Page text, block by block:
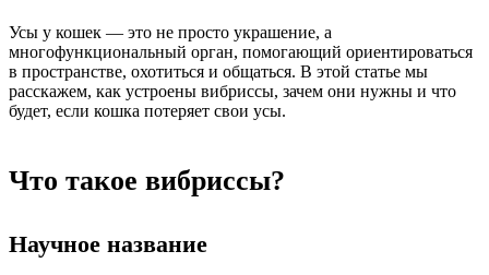
Усы у кошек — это не просто украшение, а
многофункциональный орган, помогающий ориентироваться
в пространстве, охотиться и общаться. В этой статье мы
расскажем, как устроены вибриссы, зачем они нужны и что
будет, если кошка потеряет свои усы.
Что такое вибриссы?
Научное название